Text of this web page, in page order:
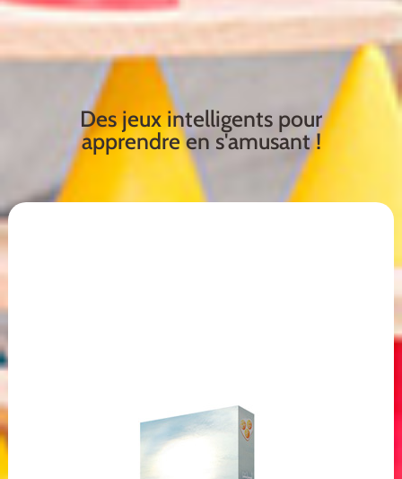
Des jeux intelligents pour
apprendre en s'amusant !